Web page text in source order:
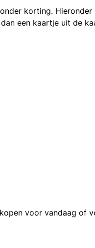
korting.
een kaartje uit de
voor vandaag of